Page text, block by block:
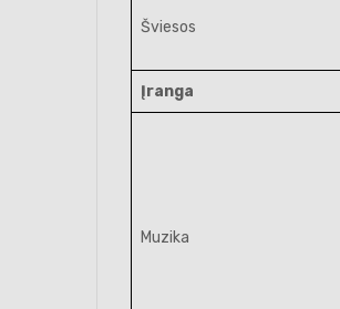
Šviesos
Įranga
Muzika